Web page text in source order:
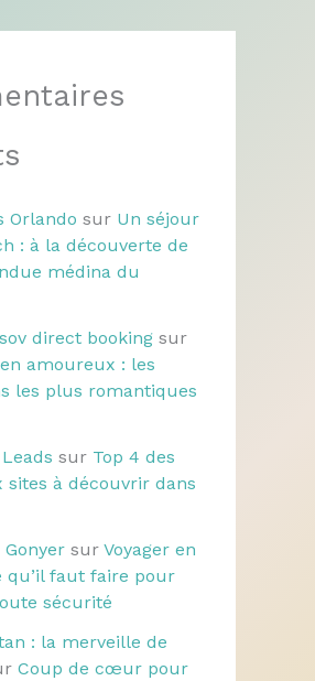
Orlando sur Un séjour
: à la découverte de
médina du
direct booking sur
amoureux : les
les plus romantiques
sur Top 4 des
sites à découvrir dans
Gonyer sur Voyager en
qu’il faut faire pour
sécurité
: la merveille de
Coup de cœur pour